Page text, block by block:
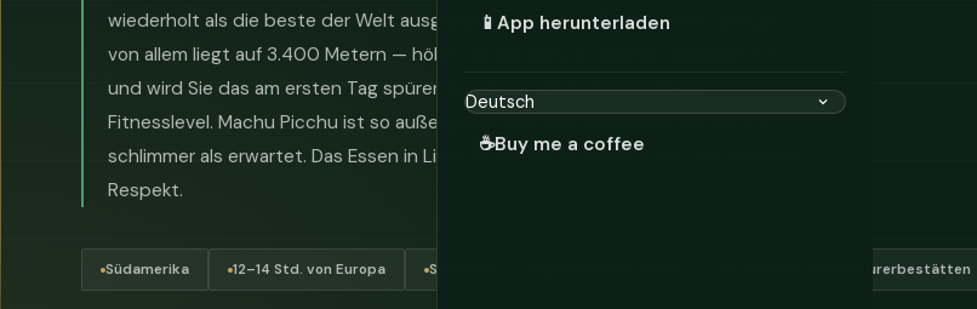
📱 App herunterladen
☕Buy me a coffee
wiederholt als die beste der Welt ausgezeichnet wurde. Die Stadt im Zentrum
von allem liegt auf 3.400 Metern — höher als die meisten alpinen Skigebiete —
und wird Sie das am ersten Tag spüren lassen, unabhängig von Ihrem
Fitnesslevel. Machu Picchu ist so außergewöhnlich wie beworben. Die Höhe ist
schlimmer als erwartet. Das Essen in Lima ist besser als erzählt. Alle drei erfordern
Respekt.
Südamerika 12–14 Std. von Europa Sol (PEN) 12 UNESCO-Weltkulturerbestätten